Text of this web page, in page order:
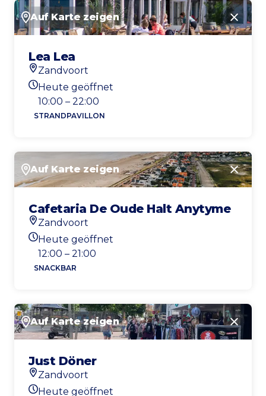
Auf Karte zeigen
Lea Lea
Standort
Zandvoort
Heutigen Öffnungszeiten
Heute geöffnet
10:00 – 22:00
STRANDPAVILLON
Auf Karte zeigen
Cafetaria De Oude Halt Anytyme
Standort
Zandvoort
Heutigen Öffnungszeiten
Heute geöffnet
12:00 – 21:00
SNACKBAR
Auf Karte zeigen
Just Döner
Standort
Zandvoort
Heute geöffnet